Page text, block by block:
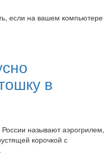
если на вашем компьютере
в
называют аэрогрилем,
корочкой с